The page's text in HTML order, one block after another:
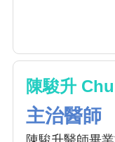
陳駿升
主治醫師